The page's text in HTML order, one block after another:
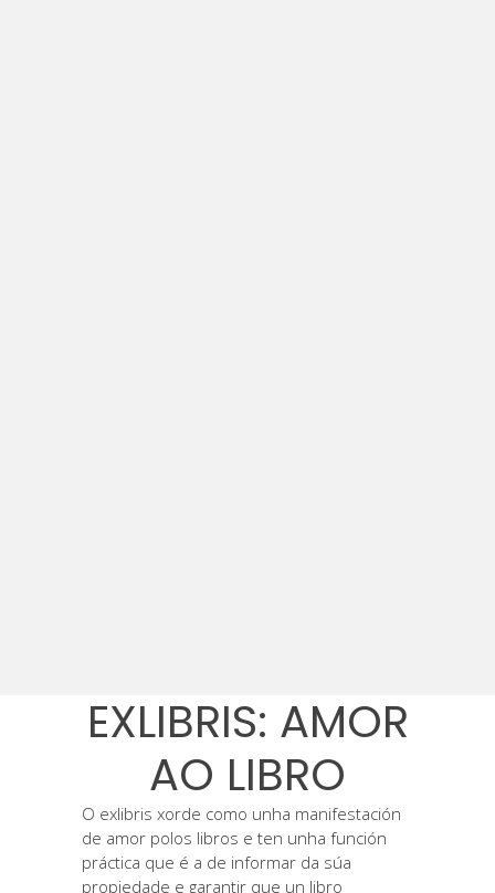
EXLIBRIS: AMOR
AO LIBRO
O exlibris xorde como unha manifestación
de amor polos libros e ten unha función
práctica que é a de informar da súa
propiedade e garantir que un libro